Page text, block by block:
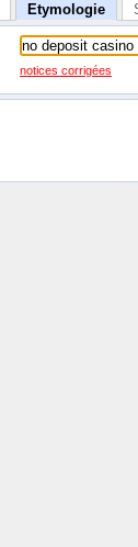
Etymologie
notices corrigées